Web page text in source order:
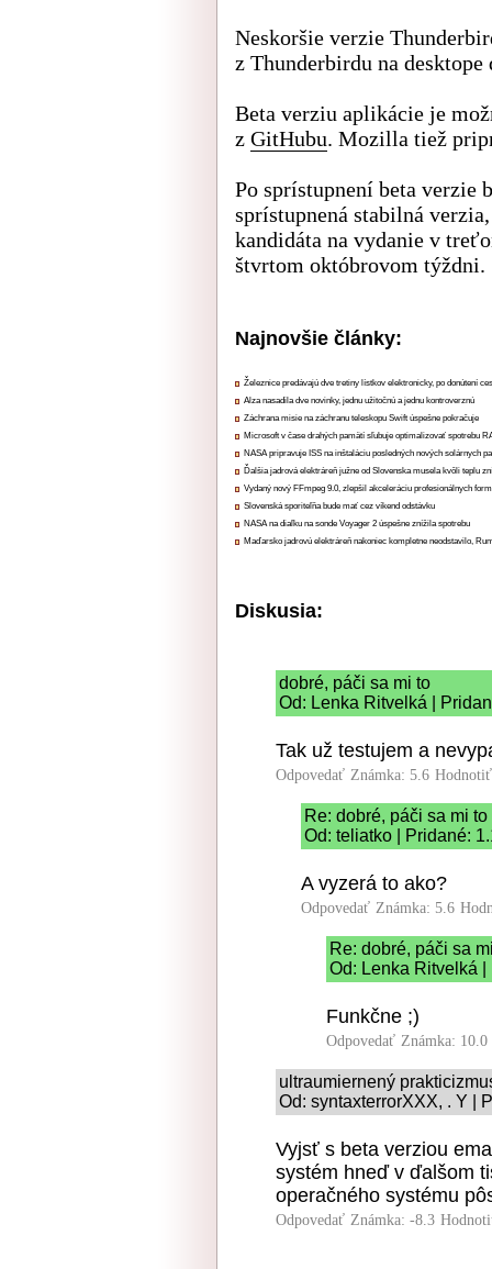
Neskoršie verzie
z Thunderbirdu na
Beta verziu aplikácie je
z GitHubu. Mozilla tiež
Po sprístupnení beta verzie
sprístupnená stabilná
kandidáta na vydanie v
štvrtom októbrovom týždni.
Najnovšie články:
Železnice predávajú dve tretiny lístkov elektronicky, po donútení
Alza nasadila dve novinky, jednu užitočnú a jednu kontroverznú
Záchrana misie na záchranu teleskopu Swift úspešne pokračuje
Microsoft v čase drahých pamätí sľubuje optimalizovať spotrebu
NASA pripravuje ISS na inštaláciu posledných nových solárnych
Ďalšia jadrová elektráreň južne od Slovenska musela kvôli teplu
Vydaný nový FFmpeg 9.0, zlepšil akceleráciu profesionálnych
Slovenská sporiteľňa bude mať cez víkend odstávku
NASA na diaľku na sonde Voyager 2 úspešne znížila spotrebu
Maďarsko jadrovú elektráreň nakoniec kompletne neodstavilo,
Diskusia:
dobré, páči sa mi to
Od: Lenka Ritvelká |
Tak už testujem a
Odpovedať Známka: 5.6
Re: dobré, páči sa mi to
Od: teliatko | Pridané:
A vyzerá to ako?
Odpovedať Známka: 5.6
Re: dobré, páči sa
Od: Lenka Ritvelká
Funkčne ;)
Odpovedať Známka: 10.0
ultraumiernený
Od: syntaxterrorXXX, . Y |
Vyjsť s beta verziou
systém hneď v ďalšom
operačného systému
Odpovedať Známka: -8.3